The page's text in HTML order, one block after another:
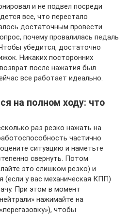
и не подвел посреди
все, что перестало
достаточным провести
почему провалилась педаль
убедится, достаточно
Никаких посторонних
после нажатия был
все работает идеально.
на полном ходу: что
раз резко нажать на
частично
ситуацию и наметьте
свернуть. Потом
это слишком резко) и
(если у вас механическая КПП)
При этом в момент
нажимайте на
чтобы